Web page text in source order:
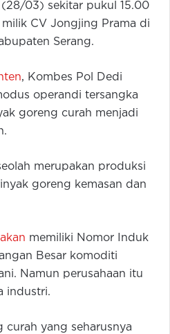
(28/03) sekitar pukul 15.00
CV Jongjing Prama di
Serang.
, Kombes Pol Dedi
operandi tersangka
goreng curah menjadi
merupakan produksi
goreng kemasan dan
memiliki Nomor Induk
Besar komoditi
Namun perusahaan itu
industri.
curah yang seharusnya